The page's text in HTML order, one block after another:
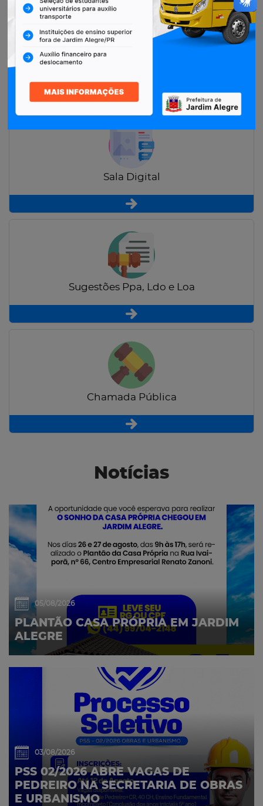
Restituição de Contribuintes
Sala Digital
Sugestões Ppa, Ldo e Loa
Chamada Pública
Notícias
05/08/2026
PLANTÃO CASA PRÓPRIA EM JARDIM
ALEGRE
03/08/2026
PSS 02/2026 ABRE VAGAS DE
PEDREIRO NA SECRETARIA DE OBRAS
E URBANISMO